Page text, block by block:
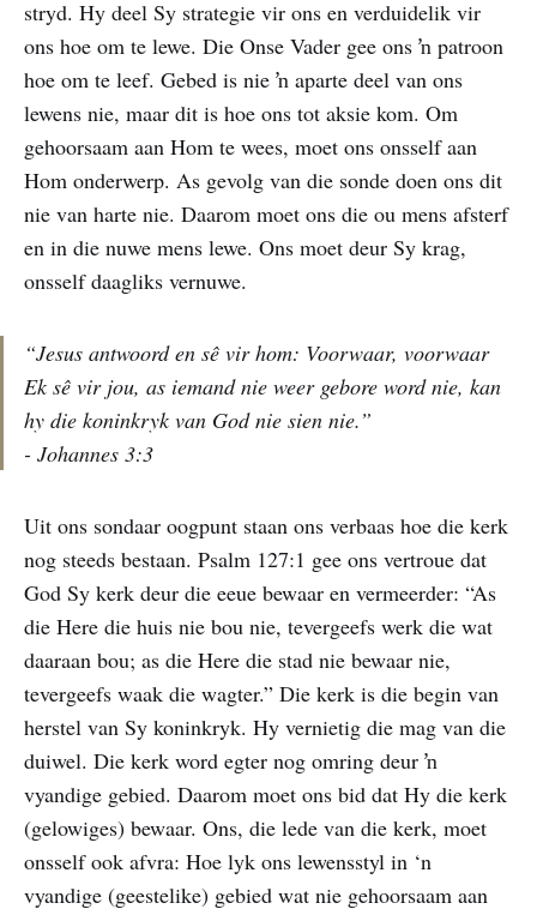
stryd. Hy deel Sy strategie vir ons en verduidelik vir
ons hoe om te lewe. Die Onse Vader gee ons ŉ patroon
hoe om te leef. Gebed is nie ŉ aparte deel van ons
lewens nie, maar dit is hoe ons tot aksie kom. Om
gehoorsaam aan Hom te wees, moet ons onsself aan
Hom onderwerp. As gevolg van die sonde doen ons dit
nie van harte nie. Daarom moet ons die ou mens afsterf
en in die nuwe mens lewe. Ons moet deur Sy krag,
onsself daagliks vernuwe.
“Jesus antwoord en sê vir hom: Voorwaar, voorwaar
Ek sê vir jou, as iemand nie weer gebore word nie, kan
hy die koninkryk van God nie sien nie.”
- Johannes 3:3
Uit ons sondaar oogpunt staan ons verbaas hoe die kerk
nog steeds bestaan. Psalm 127:1 gee ons vertroue dat
God Sy kerk deur die eeue bewaar en vermeerder: “As
die Here die huis nie bou nie, tevergeefs werk die wat
daaraan bou; as die Here die stad nie bewaar nie,
tevergeefs waak die wagter.” Die kerk is die begin van
herstel van Sy koninkryk. Hy vernietig die mag van die
duiwel. Die kerk word egter nog omring deur ŉ
vyandige gebied. Daarom moet ons bid dat Hy die kerk
(gelowiges) bewaar. Ons, die lede van die kerk, moet
onsself ook afvra: Hoe lyk ons lewensstyl in ‘n
vyandige (geestelike) gebied wat nie gehoorsaam aan